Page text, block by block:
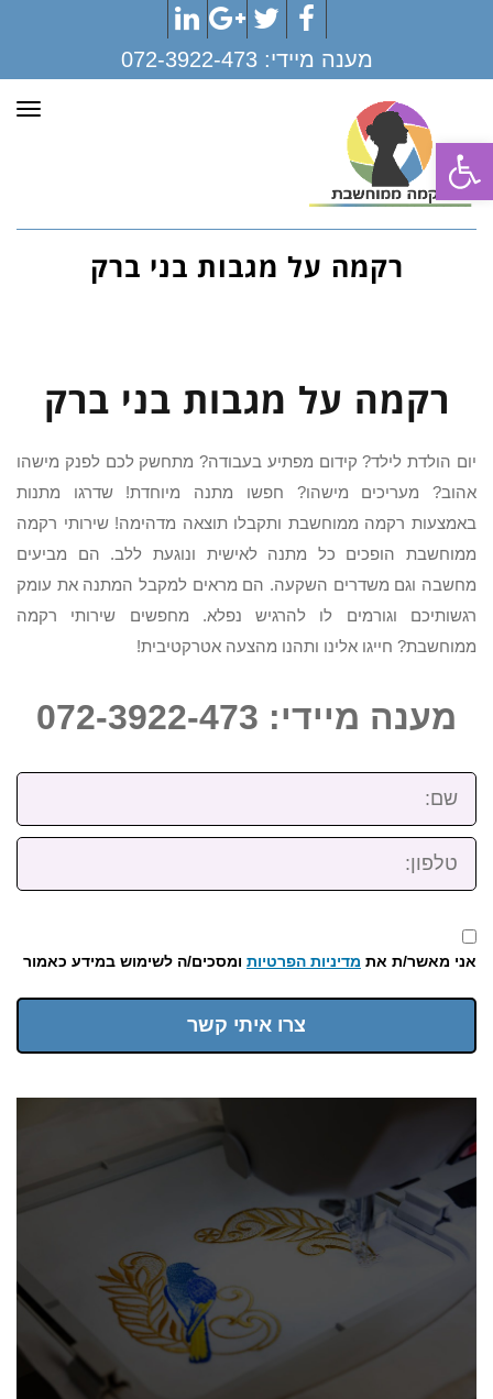
פתח סרגל נגישות
Facebook
Twitter
Google+
LinkedIn
מענה מיידי:072-3922-473
רקמה על מגבות בני ברק
רקמה על מגבות בני ברק
יום הולדת לילד? קידום מפתיע בעבודה? מתחשק לכם לפנק מישהו
אהוב? מעריכים מישהו? חפשו מתנה מיוחדת! שדרגו מתנות
באמצעות רקמה ממוחשבת ותקבלו תוצאה מדהימה! שירותי רקמה
ממוחשבת הופכים כל מתנה לאישית ונוגעת ללב. הם מביעים
מחשבה וגם משדרים השקעה. הם מראים למקבל המתנה את עומק
רגשותיכם וגורמים לו להרגיש נפלא. מחפשים שירותי רקמה
ממוחשבת? חייגו אלינו ותהנו מהצעה אטרקטיבית!
מענה מיידי: 072-3922-473
שם:
טלפון:
אני מאשר/ת את מדיניות הפרטיות ומסכים/ה לשימוש במידע כאמור
צרו איתי קשר